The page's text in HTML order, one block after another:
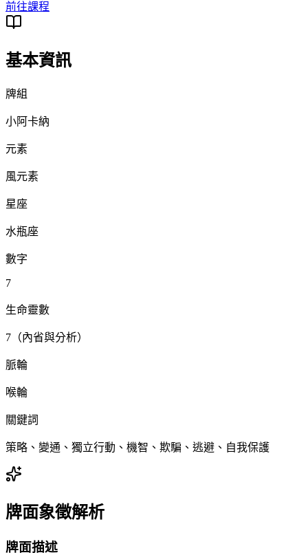
前往課程
基本資訊
牌組
小阿卡納
元素
風元素
星座
水瓶座
數字
7
生命靈數
7（內省與分析）
脈輪
喉輪
關鍵詞
策略、變通、獨立行動、機智、欺騙、逃避、自我保護
牌面象徵解析
牌面描述